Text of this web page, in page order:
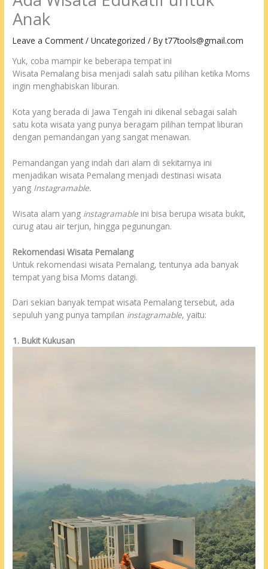
Anak
Leave a Comment /Uncategorized / Byt77tools@gmail.com
Yuk, coba mampir ke beberapa tempat ini
Wisata Pemalang bisa menjadi salah satu pilihan ketika Moms
ingin menghabiskan liburan.
Kota yang berada di Jawa Tengah ini dikenal sebagai salah
satu kota wisata yang punya beragam pilihan tempat liburan
dengan pemandangan yang sangat menawan.
Pemandangan yang indah dari alam di sekitarnya ini
menjadikan wisata Pemalang menjadi destinasi wisata
yang Instagramable.
Wisata alam yang instagramable ini bisa berupa wisata bukit,
curug atau air terjun, hingga pegunungan.
Rekomendasi Wisata Pemalang
Untuk rekomendasi wisata Pemalang, tentunya ada banyak
tempat yang bisa Moms datangi.
Dari sekian banyak tempat wisata Pemalang tersebut, ada
sepuluh yang punya tampilan instagramable, yaitu:
1. Bukit Kukusan